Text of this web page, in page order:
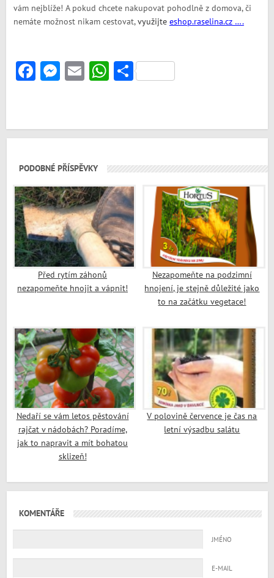
vám nejblíže! A pokud chcete nakupovat pohodlně z domova, či
nemáte možnost nikam cestovat,využijte eshop.raselina.cz ….
Facebook
Messenger
EmailWhatsApp
Share
PODOBNÉ PŘÍSPĚVKY
Před rytím záhonů
nezapomeňte hnojit a vápnit!
Nezapomeňte na podzimní
hnojení, je stejně důležité jako
to na začátku vegetace!
Nedaří se vám letos pěstování
rajčat v nádobách? Poradíme,
jak to napravit a mít bohatou
sklizeň!
V polovině července je čas na
letní výsadbu salátu
KOMENTÁŘE
JMÉNO
E-MAIL